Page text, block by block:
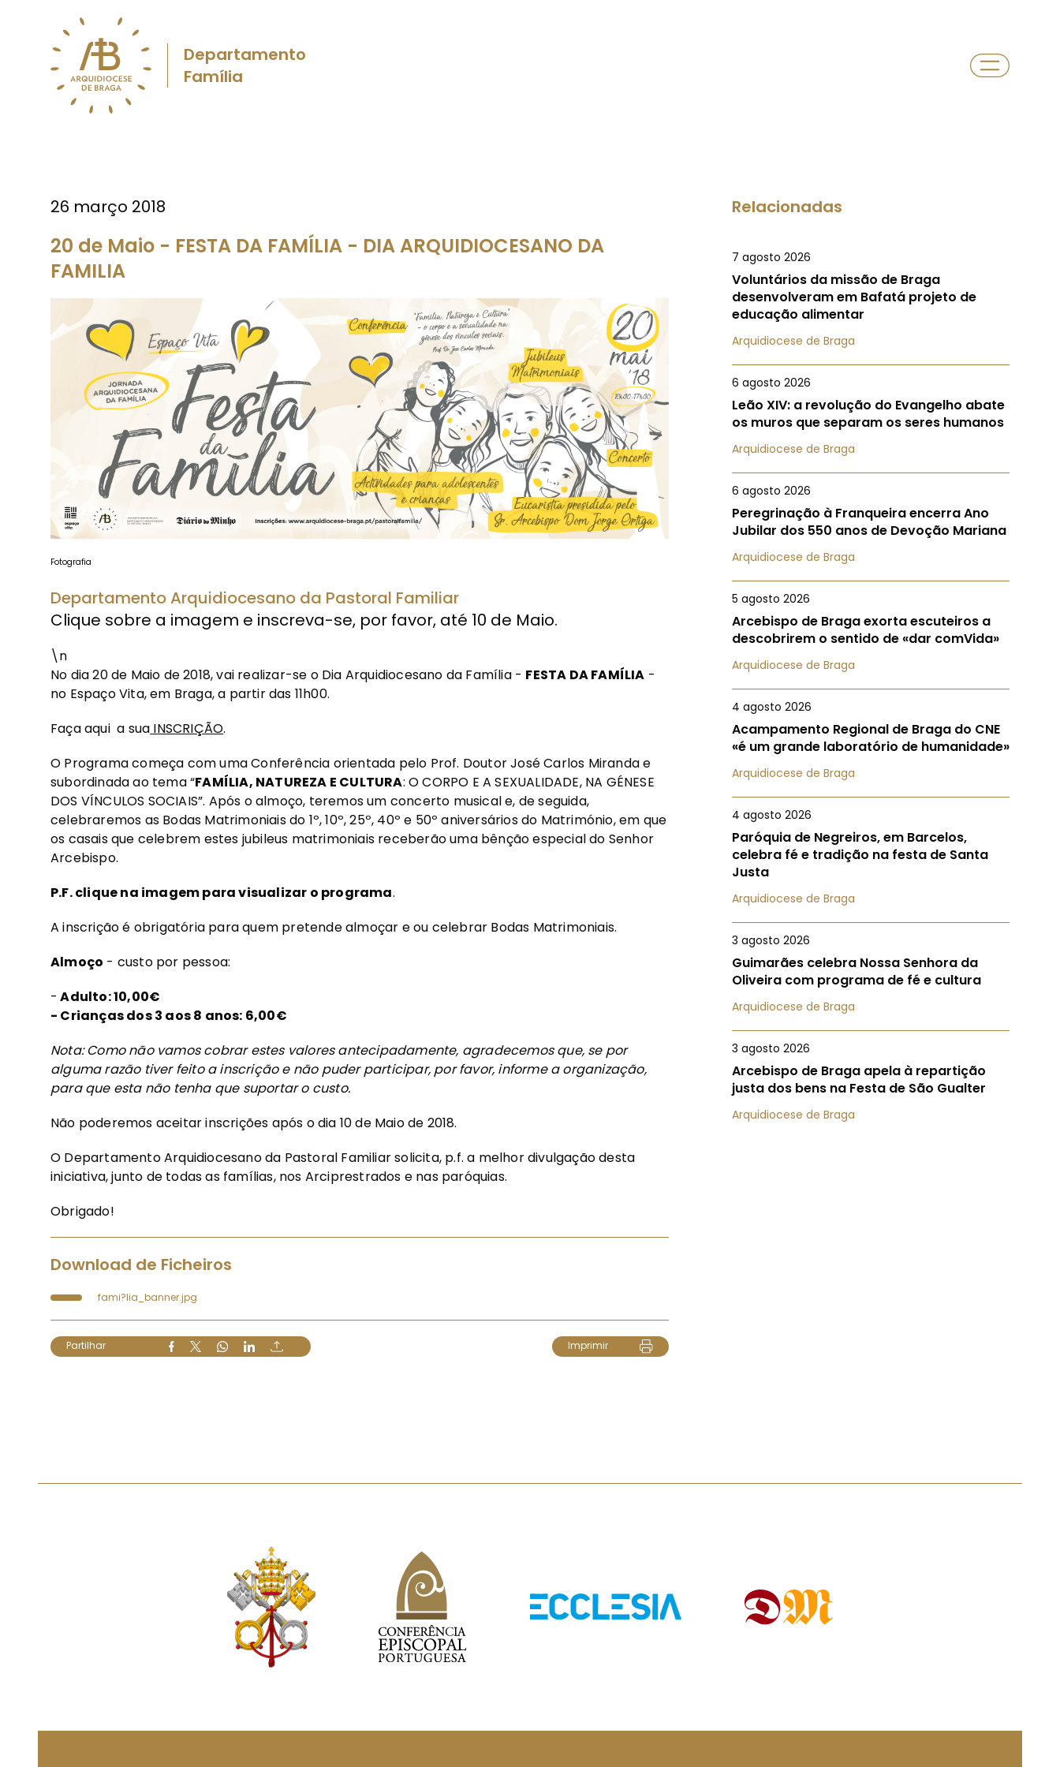
Departamento
Família
26 março 2018
20 de Maio - FESTA DA FAMÍLIA - DIA ARQUIDIOCESANO DA
FAMILIA
Fotografia
Departamento Arquidiocesano da Pastoral Familiar
Clique sobre a imagem e inscreva-se, por favor, até 10 de Maio.
\n
No dia 20 de Maio de 2018, vai realizar-se o Dia Arquidiocesano da Família - FESTA DA FAMÍLIA -
no Espaço Vita, em Braga, a partir das 11h00.
Faça aqui a sua INSCRIÇÃO.
O Programa começa com uma Conferência orientada pelo Prof. Doutor José Carlos Miranda e
subordinada ao tema “FAMÍLIA, NATUREZA E CULTURA: O CORPO E A SEXUALIDADE, NA GÉNESE
DOS VÍNCULOS SOCIAIS”. Após o almoço, teremos um concerto musical e, de seguida,
celebraremos as Bodas Matrimoniais do 1º, 10º, 25º, 40º e 50º aniversários do Matrimónio, em que
os casais que celebrem estes jubileus matrimoniais receberão uma bênção especial do Senhor
Arcebispo.
P.F. clique na imagem para visualizar o programa.
A inscrição é obrigatória para quem pretende almoçar e ou celebrar Bodas Matrimoniais.
Almoço - custo por pessoa:
- Adulto: 10,00€
- Crianças dos 3 aos 8 anos: 6,00€
Nota: Como não vamos cobrar estes valores antecipadamente, agradecemos que, se por
alguma razão tiver feito a inscrição e não puder participar, por favor, informe a organização,
para que esta não tenha que suportar o custo.
Não poderemos aceitar inscrições após o dia 10 de Maio de 2018.
O Departamento Arquidiocesano da Pastoral Familiar solicita, p.f. a melhor divulgação desta
iniciativa, junto de todas as famílias, nos Arciprestrados e nas paróquias.
Obrigado!
Download de Ficheiros
fami?lia_banner.jpg
Partilhar Imprimir
Relacionadas
7 agosto 2026
Voluntários da missão de Braga
desenvolveram em Bafatá projeto de
educação alimentar
Arquidiocese de Braga
6 agosto 2026
Leão XIV: a revolução do Evangelho abate
os muros que separam os seres humanos
Arquidiocese de Braga
6 agosto 2026
Peregrinação à Franqueira encerra Ano
Jubilar dos 550 anos de Devoção Mariana
Arquidiocese de Braga
5 agosto 2026
Arcebispo de Braga exorta escuteiros a
descobrirem o sentido de «dar comVida»
Arquidiocese de Braga
4 agosto 2026
Acampamento Regional de Braga do CNE
«é um grande laboratório de humanidade»
Arquidiocese de Braga
4 agosto 2026
Paróquia de Negreiros, em Barcelos,
celebra fé e tradição na festa de Santa
Justa
Arquidiocese de Braga
3 agosto 2026
Guimarães celebra Nossa Senhora da
Oliveira com programa de fé e cultura
Arquidiocese de Braga
3 agosto 2026
Arcebispo de Braga apela à repartição
justa dos bens na Festa de São Gualter
Arquidiocese de Braga